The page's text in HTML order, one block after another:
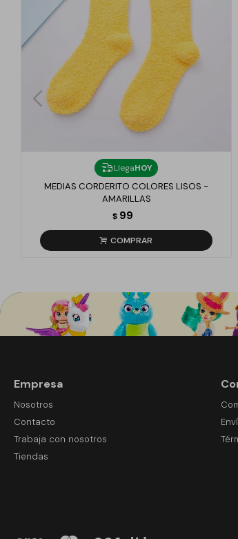
LlegaHOY
MEDIAS CORDERITO COLORES LISOS -
AMARILLAS
$ 99
Empresa
Nosotros
Contacto
Trabaja con nosotros
Tiendas